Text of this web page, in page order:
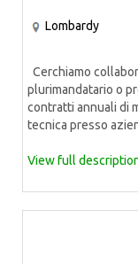
Lombardy
Cerchiamo
plurimandatario o
contratti annuali di
tecnica presso
View full